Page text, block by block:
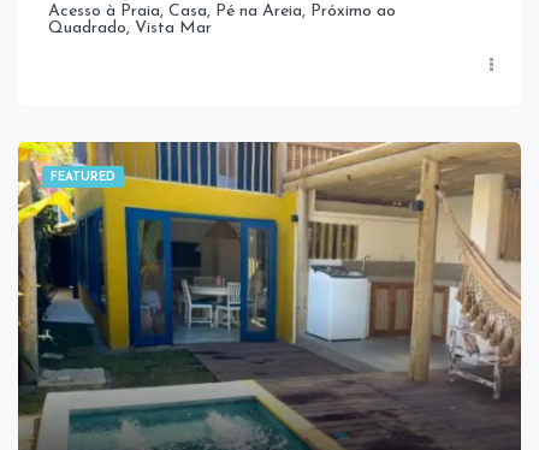
Acesso à Praia, Casa, Pé na Areia, Próximo ao
Quadrado, Vista Mar
FEATURED